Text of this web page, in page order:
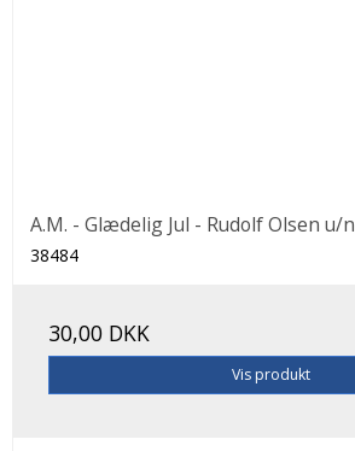
A.M. - Glædelig Jul - Rudolf Olsen u/n
38484
30,00 DKK
Vis produkt